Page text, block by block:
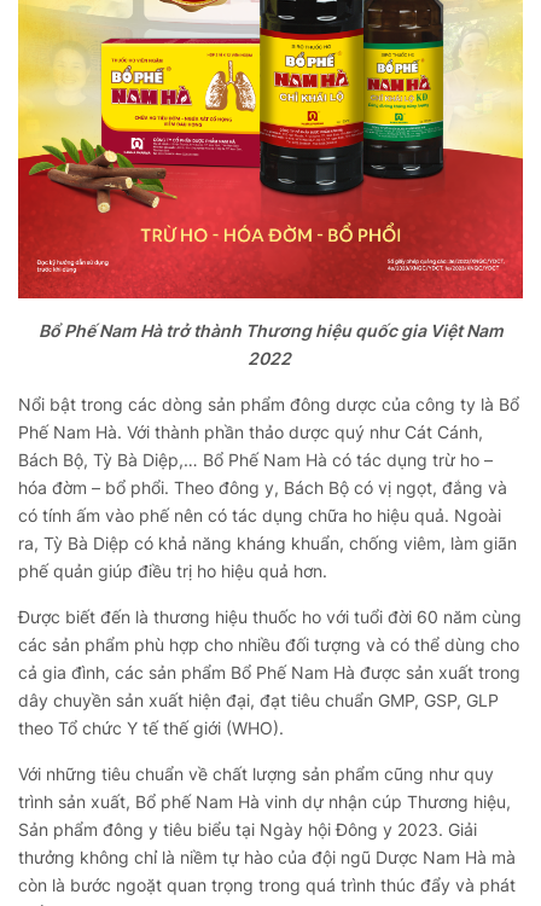
Bổ Phế Nam Hà trở thành Thương hiệu quốc gia Việt Nam
2022
Nổi bật trong các dòng sản phẩm đông dược của công ty là Bổ
Phế Nam Hà. Với thành phần thảo dược quý như Cát Cánh,
Bách Bộ, Tỳ Bà Diệp,… Bổ Phế Nam Hà có tác dụng trừ ho –
hóa đờm – bổ phổi. Theo đông y, Bách Bộ có vị ngọt, đắng và
có tính ấm vào phế nên có tác dụng chữa ho hiệu quả. Ngoài
ra, Tỳ Bà Diệp có khả năng kháng khuẩn, chống viêm, làm giãn
phế quản giúp điều trị ho hiệu quả hơn.
Được biết đến là thương hiệu thuốc ho với tuổi đời 60 năm cùng
các sản phẩm phù hợp cho nhiều đối tượng và có thể dùng cho
cả gia đình, các sản phẩm Bổ Phế Nam Hà được sản xuất trong
dây chuyền sản xuất hiện đại, đạt tiêu chuẩn GMP, GSP, GLP
theo Tổ chức Y tế thế giới (WHO).
Với những tiêu chuẩn về chất lượng sản phẩm cũng như quy
trình sản xuất, Bổ phế Nam Hà vinh dự nhận cúp Thương hiệu,
Sản phẩm đông y tiêu biểu tại Ngày hội Đông y 2023. Giải
thưởng không chỉ là niềm tự hào của đội ngũ Dược Nam Hà mà
còn là bước ngoặt quan trọng trong quá trình thúc đẩy và phát